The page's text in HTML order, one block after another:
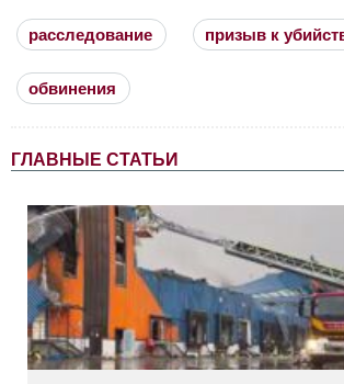
расследование призыв к
обвинения
ГЛАВНЫЕ СТАТЬИ